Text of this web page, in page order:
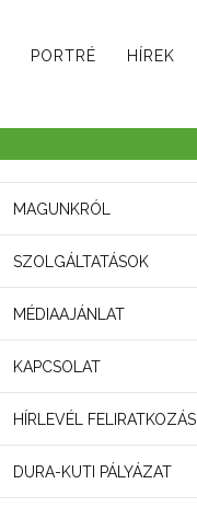
PORTRÉ HÍREK
MAGUNKRÓL
SZOLGÁLTATÁSOK
MÉDIAAJÁNLAT
KAPCSOLAT
HÍRLEVÉL FELIRATKOZÁS
DURA-KUTI PÁLYÁZAT